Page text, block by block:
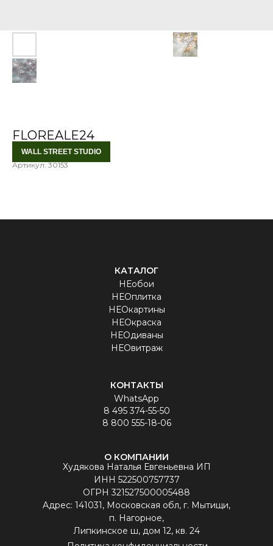
FLOREALE24
WALL STREET STUDIO
Артикул:30153
КАТАЛОГ
НЕобои
НЕОплитка
НЕОкартины
НЕОкраска
НЕОдиваны
НЕОвитраж
КОНТАКТЫ
WhatsApp
8 495 374-55-50
8 800 555-18-06
Худякова Наталья Евгеньевна ИП
ИНН 522500757737
ОГРН 321527500005488
Aдрес: 141031, Московская обл, г. Мытищи,
п. Нагорное,
Липкинское ш, дом 12, кв. 24
О КОМПАНИИ